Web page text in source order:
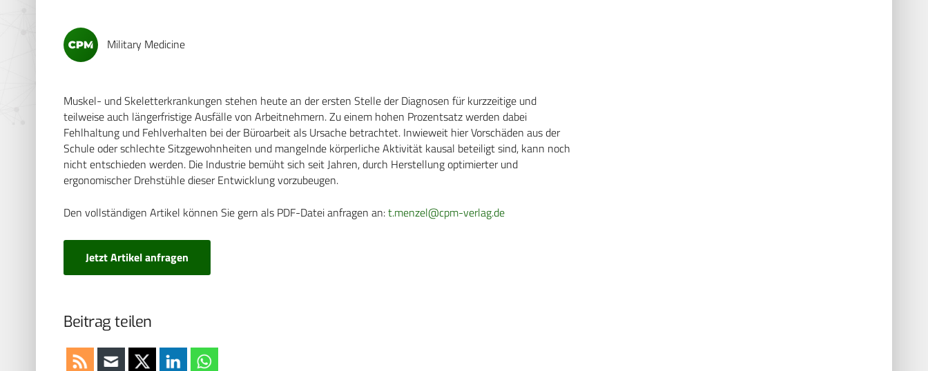
Military Medicine
Muskel- und Skeletterkrankungen stehen heute an der ersten Stelle der Diagnosen für kurzzeitige und
teilweise auch längerfristige Ausfälle von Arbeitnehmern. Zu einem hohen Prozentsatz werden dabei
Fehlhaltung und Fehlverhalten bei der Büroarbeit als Ursache betrachtet. Inwieweit hier Vorschäden aus der
Schule oder schlechte Sitzgewohnheiten und mangelnde körperliche Aktivität kausal beteiligt sind, kann noch
nicht entschieden werden. Die Industrie bemüht sich seit Jahren, durch Herstellung optimierter und
ergonomischer Drehstühle dieser Entwicklung vorzubeugen.
Den vollständigen Artikel können Sie gern als PDF-Datei anfragen an:t.menzel@cpm-verlag.de
Jetzt Artikel anfragen
Beitrag teilen